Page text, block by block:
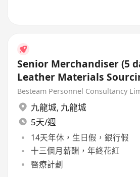
Senior Merchandiser (5
Leather Materials
Besteam Personnel Consultancy
九龍城, 九龍城
5天/週
14天年休，生日假，銀行假
十三個月薪酬，年終花紅
醫療計劃